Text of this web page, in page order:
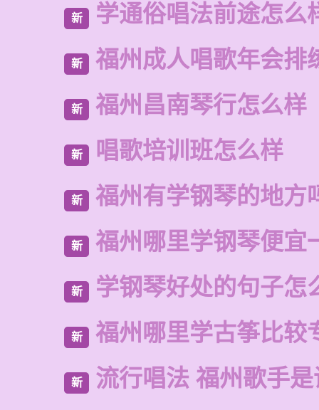
新 学通俗唱法前途怎么
新 福州成人唱歌年会排
新 福州昌南琴行怎么样
新 唱歌培训班怎么样
新 福州有学钢琴的地方
新 福州哪里学钢琴便宜
新 学钢琴好处的句子怎
新 福州哪里学古筝比较
新 流行唱法 福州歌手